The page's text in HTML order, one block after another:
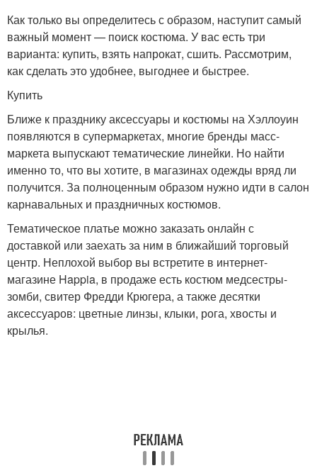
Как только вы определитесь с образом, наступит самый
важный момент — поиск костюма. У вас есть три
варианта: купить, взять напрокат, сшить. Рассмотрим,
как сделать это удобнее, выгоднее и быстрее.
Купить
Ближе к празднику аксессуары и костюмы на Хэллоуин
появляются в супермаркетах, многие бренды масс-
маркета выпускают тематические линейки. Но найти
именно то, что вы хотите, в магазинах одежды вряд ли
получится. За полноценным образом нужно идти в салон
карнавальных и праздничных костюмов.
Тематическое платье можно заказать онлайн с
доставкой или заехать за ним в ближайший торговый
центр. Неплохой выбор вы встретите в интернет-
магазине Happia, в продаже есть костюм медсестры-
зомби, свитер Фредди Крюгера, а также десятки
аксессуаров: цветные линзы, клыки, рога, хвосты и
крылья.